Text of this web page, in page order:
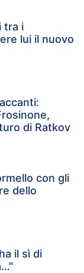
tra i
lui il nuovo
di Ratkov
con gli
dello
il sì di